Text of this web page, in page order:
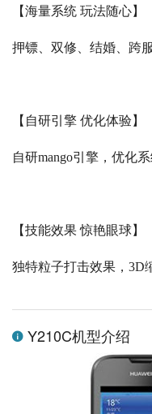
【海量系统 玩法随心】
押镖、双修、结婚、跨
【自研引擎 优化体验】
自研mango引擎，优化
【技能效果 惊艳眼球】
独特粒子打击效果， 3D
Y210C机型介绍